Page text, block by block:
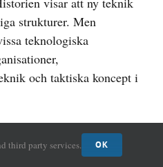
strukturer. Men
teknologiska
och taktiska koncept i
sätt att
ledning, flyget
third party services. OK